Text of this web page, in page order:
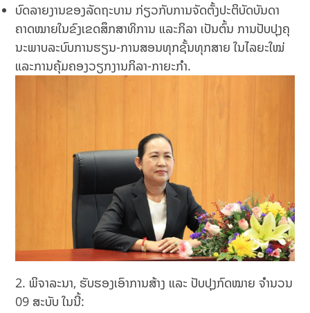
ບົດລາຍງານຂອງລັດຖະບານ ກ່ຽວກັບການຈັດຕັ້ງປະຕິບັດບັນດາ
ຄາດໝາຍໃນຂົງເຂດສຶກສາທິການ ແລະກິລາ ເປັນຕົ້ນ ການປັບປຸງຄຸ
ນະພາບລະບົບການຮຽນ-ການສອນທຸກຊັ້ນທຸກສາຍ ໃນໄລຍະໃໝ່
ແລະການຄຸ້ມຄອງວຽກງານກິລາ-ກາຍະກໍາ.
2. ພິຈາລະນາ, ຮັບຮອງເອົາການສ້າງ ແລະ ປັບປຸງກົດໝາຍ ຈໍານວນ
09 ສະບັບ ໃນນີ້: